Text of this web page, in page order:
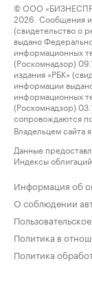
© ООО
2026. Сообщения и
(свидетельство о
выдано
информационных
(Роскомнадзор)
издания «РБК»
информации
информационных
(Роскомнадзор)
сопровождаются
Владельцем сайта
Данные
Индексы
Информация об
О соблюдении
Политика в
Политика